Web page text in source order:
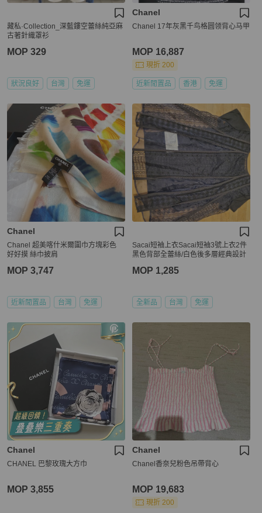
藏私·Collection_深藍鏤空蕾絲純亞麻
古著針織罩衫
MOP 329
狀況良好 台灣 免運
Chanel
Chanel 17年灰黑千鸟格圆领背心马甲
MOP 16,887
現折 200
近新閒置品 香港 免運
Chanel
Chanel 超美喀什米爾圍巾方塊彩色
好好摸 絲巾披肩
MOP 3,747
近新閒置品 台灣 免運
Sacai短袖上衣Sacai短袖3號上衣2件
黑色背部全蕾絲/白色後多層經典設計
MOP 1,285
全新品 台灣 免運
Chanel
CHANEL 巴黎玫瑰大方巾
MOP 3,855
Chanel
Chanel香奈兒粉色吊帶背心
MOP 19,683
現折 200